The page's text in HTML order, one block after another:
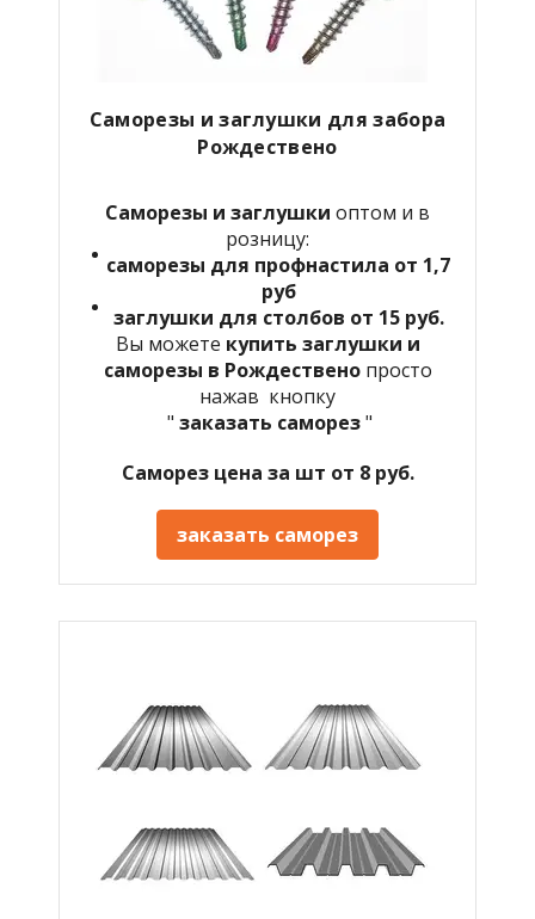
Саморезы и заглушки для забора
Рождествено
Саморезы и заглушки оптом и в
розницу:
саморезы для профнастила от 1,7
руб
заглушки для столбов от 15 руб.
Вы можете купить заглушки и
саморезы в Рождествено просто
нажав кнопку
" заказать саморез"
Саморез цена за шт от 8 руб.
заказать саморез